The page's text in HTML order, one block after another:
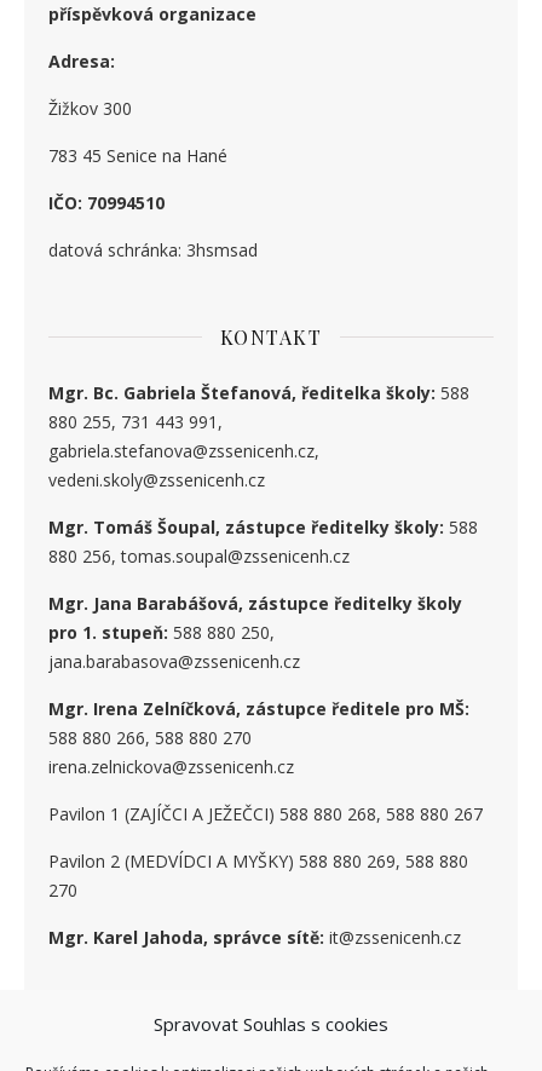
Spravovat Souhlas s cookies
příspěvková organizace
Adresa:
Žižkov 300
783 45 Senice na Hané
IČO: 70994510
datová schránka: 3hsmsad
KONTAKT
Mgr. Bc. Gabriela Štefanová, ředitelka školy: 588
880 255, 731 443 991,
gabriela.stefanova@zssenicenh.cz,
vedeni.skoly@zssenicenh.cz
Mgr. Tomáš Šoupal, zástupce ředitelky školy: 588
880 256, tomas.soupal@zssenicenh.cz
Mgr. Jana Barabášová, zástupce ředitelky školy
pro 1. stupeň: 588 880 250,
jana.barabasova@zssenicenh.cz
Mgr. Irena Zelníčková, zástupce ředitele pro MŠ:
588 880 266, 588 880 270
irena.zelnickova@zssenicenh.cz
Pavilon 1 (ZAJÍČCI A JEŽEČCI) 588 880 268, 588 880 267
Pavilon 2 (MEDVÍDCI A MYŠKY) 588 880 269, 588 880
270
Mgr. Karel Jahoda, správce sítě: it@zssenicenh.cz
SOCIÁLNÍ SÍTĚ